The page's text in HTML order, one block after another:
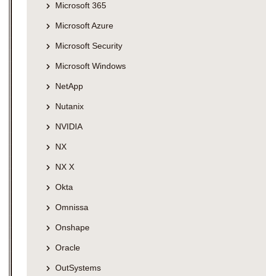
Microsoft 365
Microsoft Azure
Microsoft Security
Microsoft Windows
NetApp
Nutanix
NVIDIA
NX
NX X
Okta
Omnissa
Onshape
Oracle
OutSystems